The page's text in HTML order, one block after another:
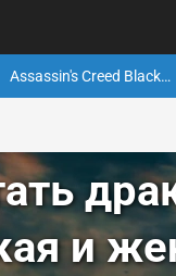
Assassin's Creed Black…
и